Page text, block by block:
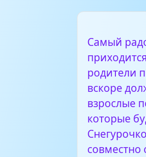
Что такое
Самый
родители
вскоре
взрослые
которые
совместно